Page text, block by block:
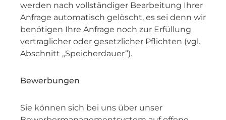
werden nach vollständiger Bearbeitung Ihrer
Anfrage automatisch gelöscht, es sei denn wir
benötigen Ihre Anfrage noch zur Erfüllung
vertraglicher oder gesetzlicher Pflichten (vgl.
Abschnitt „Speicherdauer“).
Bewerbungen
Sie können sich bei uns über unser